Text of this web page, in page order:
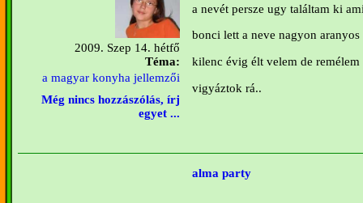
2009. Szep 14. hétfő
Téma:
a magyar konyha jellemzői
Még nincs hozzászólás, írj
egyet ...
a nevét persze ugy találtam ki
bonci lett a neve nagyon
kilenc évig élt velem de
vigyáztok rá..
alma party